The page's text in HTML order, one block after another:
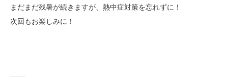
まだまだ残暑が続きますが、熱中症対策を忘れずに！
次回もお楽しみに！